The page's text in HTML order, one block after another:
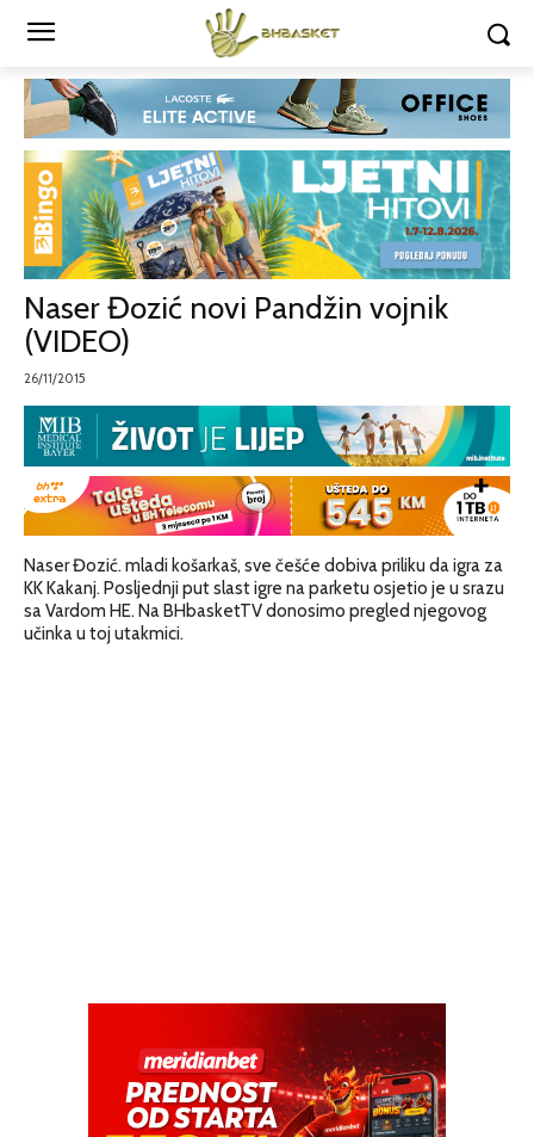
Naser Đozić novi Pandžin vojnik
(VIDEO)
26/11/2015
Naser Đozić. mladi košarkaš, sve češće dobiva priliku da igra za
KK Kakanj. Posljednji put slast igre na parketu osjetio je u srazu
sa Vardom HE. Na BHbasketTV donosimo pregled njegovog
učinka u toj utakmici.